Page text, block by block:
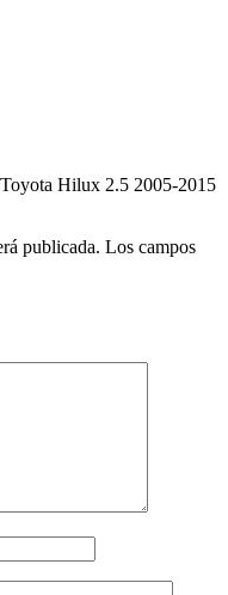
Hilux 2.5 2005-2015
publicada. Los campos